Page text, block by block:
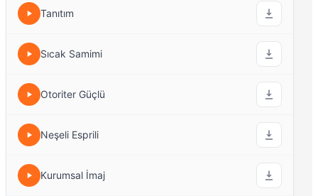
Tanıtım
Sıcak Samimi
Otoriter Güçlü
Neşeli Esprili
Kurumsal İmaj